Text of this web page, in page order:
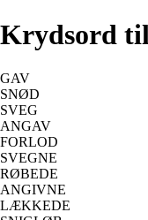
Krydsord
GAV
SNØD
SVEG
ANGAV
FORLOD
SVEGNE
RØBEDE
ANGIVNE
LÆKKEDE